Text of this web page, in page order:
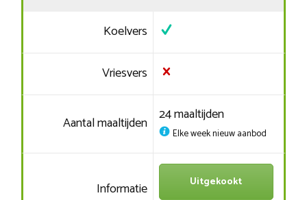
Koelvers
Vriesvers
Aantal maaltijden 24 maaltijden
Elke week nieuw aanbod
Informatie Uitgekookt